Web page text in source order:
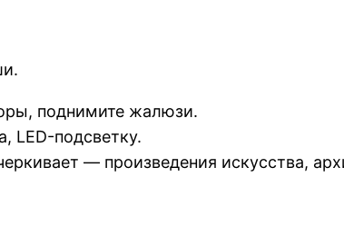
поднимите жалюзи.
LED-подсветку.
— произведения искусства,